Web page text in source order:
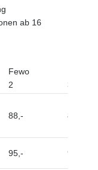
ab 16
Fewo
2
3
88,- 85,-
95,- 90,-